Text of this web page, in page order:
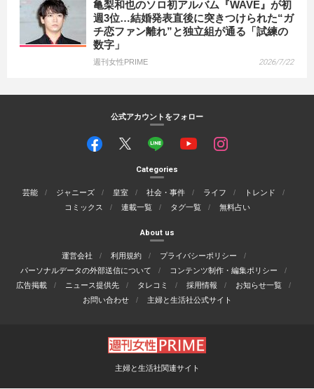
亀梨和也のソロ初アルバム『WAVE』が初
週3位…結婚発表直後に突きつけられた“ガ
チ恋ファン離れ”と独立組が通る「試練の
数字」
週刊女性PRIME 2026/7/22
公式アカウントをフォロー
Categories
芸能 ジャニーズ 皇室 社会・事件 ライフ
トレンド
コミックス
連載一覧 タグ一覧 無料占い
About us
運営会社 利用規約
プライバシーポリシー
パーソナルデータの外部送信について
コンテンツ制作・編集ポリシー
広告掲載
ニュース提供先 タレコミ 採用情報
お知らせ一覧
お問い合わせ
主婦と生活社公式サイト
主婦と生活社関連サイト